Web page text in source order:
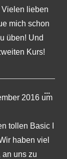
Vielen lieben
mich schon
üben! Und
Kurs!
2016 um
tollen Basic I
haben viel
an uns zu
...